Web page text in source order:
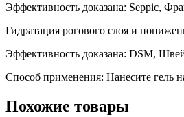
Эффективность доказана: Seppic,
Гидратация рогового слоя и
Эффективность доказана: DSM,
Способ применения: Нанесите гель
Похожие товары